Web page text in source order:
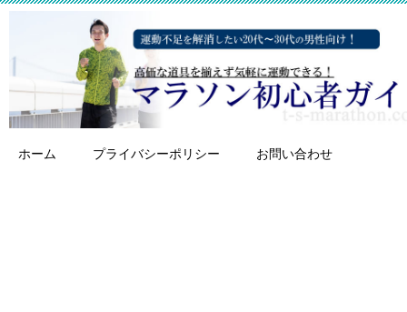
ホーム プライバシーポリシー お問い合わせ